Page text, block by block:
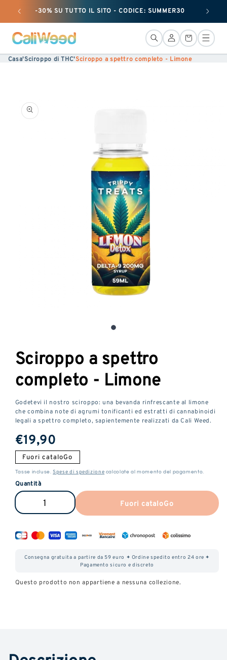
Ignorare
e
passare
al
contenuto
-30% SU TUTTO IL SITO - CODICE: SUMMER30 + 50
Connessione
Cestino
Casa'Sciroppo di THC'Sciroppo a spettro completo - Limone
Vai alle
informazioni
in
una
modale
Sciroppo a spettro
completo - Limone
Godetevi il nostro sciroppo: una bevanda rinfrescante al limone
che combina note di agrumi tonificanti ed estratti di cannabinoidi
legali a spettro completo, sapientemente realizzati da Cali Weed.
Prezzo
normale
€19,90
Fuori cataloGo
Tasse incluse.Spese di spedizione calcolate al momento del pagamento.
Quantità
Ridurre
quantità
di
al
Aumentare
quantità
di
Sciroppo
di
Fuori cataloGo
Consegna gratuita a partire da 59 euro ✦ Ordine spedito entro 24 ore ✦
Pagamento sicuro e discreto
Questo prodotto non appartiene a nessuna collezione.